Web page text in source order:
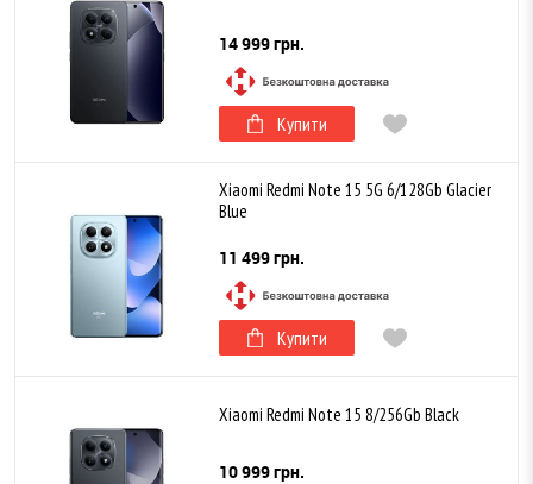
14 999 грн.
Купити
Xiaomi Redmi Note 15 5G 6/128Gb Glacier
Blue
11 499 грн.
Купити
Xiaomi Redmi Note 15 8/256Gb Black
10 999 грн.